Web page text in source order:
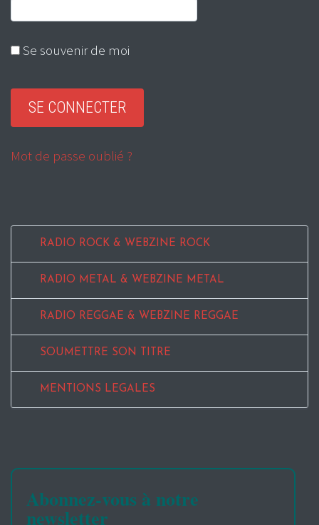
Se souvenir de moi
Mot de passe oublié ?
RADIO ROCK & WEBZINE ROCK
RADIO METAL & WEBZINE METAL
RADIO REGGAE & WEBZINE REGGAE
SOUMETTRE SON TITRE
MENTIONS LEGALES
Abonnez-vous à notre
newsletter